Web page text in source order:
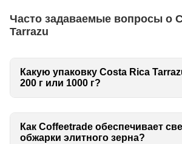
Часто задаваемые вопросы о
Tarrazu
Какую упаковку Costa Rica
200 г или 1000 г?
Как Coffeetrade обеспечивает
обжарки элитного зерна?